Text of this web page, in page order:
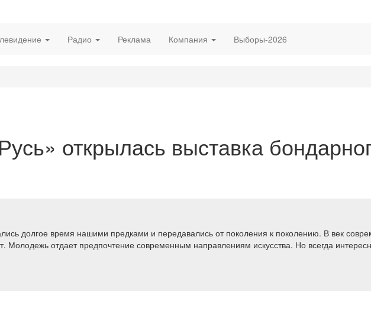
Радио Реклама Компания Выборы-2026
открылась выставка
долгое время нашими предками и передавались от поколения к поколению. В век
Молодежь отдает предпочтение современным направлениям искусства. Но всегда